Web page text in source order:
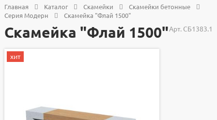
Главная Каталог Скамейки
Скамейки бетонные
Серия Модерн
Скамейка "Флай 1500"
Арт. СБ1383.1
Скамейка "Флай 1500"
хит